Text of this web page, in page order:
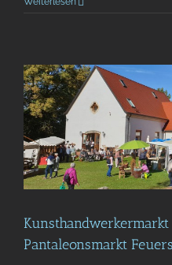
Pantaleonsmarkt